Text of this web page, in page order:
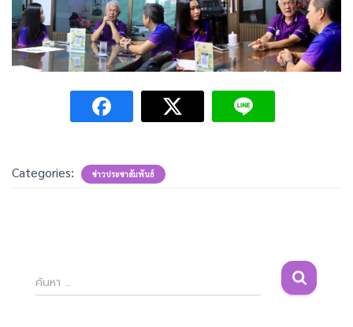
Categories: ข่าวประชาสัมพันธ์
ค้
น
ค้นหา …